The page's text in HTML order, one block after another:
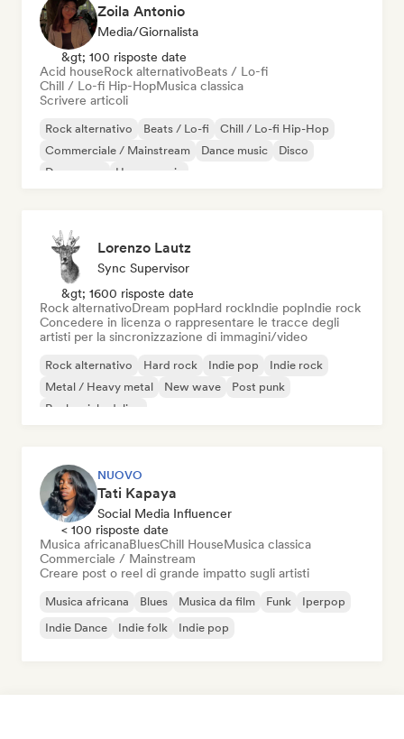
Zoila Antonio
Media/Giornalista
&gt; 100 risposte date
Acid houseRock alternativoBeats / Lo-fi
Chill / Lo-fi Hip-HopMusica classica
Scrivere articoli
Rock alternativo Beats / Lo-fi
Chill / Lo-fi Hip-Hop
Commerciale / Mainstream
Dance music
Disco
Dream pop
House music
Lorenzo Lautz
Sync Supervisor
&gt; 1600 risposte date
Rock alternativoDream popHard rockIndie popIndie rock
Concedere in licenza o rappresentare le tracce degli
artisti per la sincronizzazione di immagini/video
Rock alternativo Hard rock Indie pop
Indie rock
Metal / Heavy metal
New wave
Post punk
Rock psichedelico
NUOVO
Tati Kapaya
Social Media Influencer
< 100 risposte date
Musica africanaBluesChill HouseMusica classica
Commerciale / Mainstream
Creare post o reel di grande impatto sugli artisti
Musica africana Blues Musica da film Funk
Iperpop
Indie Dance
Indie folk Indie pop